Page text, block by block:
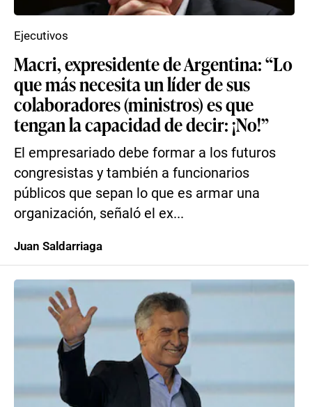
Macri, expresidente de Argentina: “Lo
que más necesita un líder de sus
colaboradores (ministros) es que
tengan la capacidad de decir: ¡No!”
El empresariado debe formar a los futuros
congresistas y también a funcionarios
públicos que sepan lo que es armar una
organización, señaló el ex...
Ejecutivos
Juan Saldarriaga